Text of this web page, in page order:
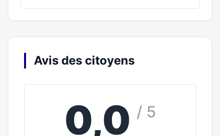
Avis des citoyens
0,0 / 5